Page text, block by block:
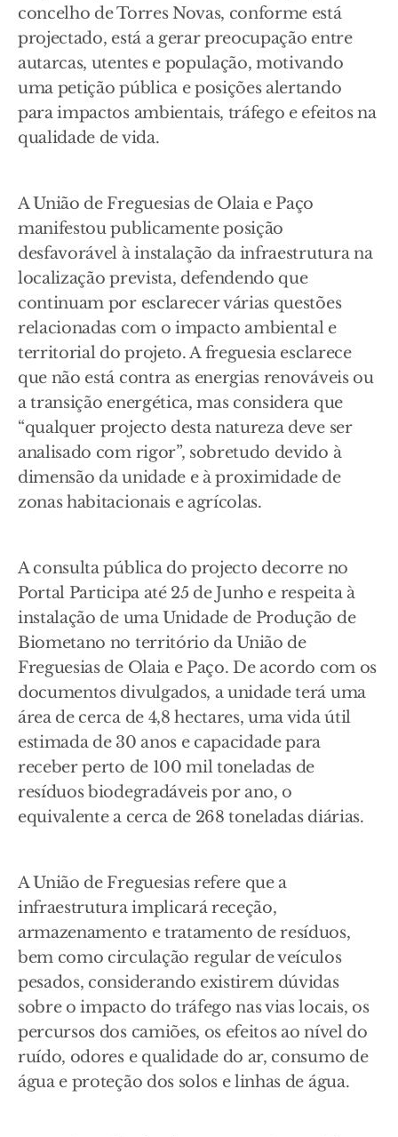
concelho de Torres Novas, conforme está
projectado, está a gerar preocupação entre
autarcas, utentes e população, motivando
uma petição pública e posições alertando
para impactos ambientais, tráfego e efeitos na
qualidade de vida.
A União de Freguesias de Olaia e Paço
manifestou publicamente posição
desfavorável à instalação da infraestrutura na
localização prevista, defendendo que
continuam por esclarecer várias questões
relacionadas com o impacto ambiental e
territorial do projeto. A freguesia esclarece
que não está contra as energias renováveis ou
a transição energética, mas considera que
“qualquer projecto desta natureza deve ser
analisado com rigor”, sobretudo devido à
dimensão da unidade e à proximidade de
zonas habitacionais e agrícolas.
A consulta pública do projecto decorre no
Portal Participa até 25 de Junho e respeita à
instalação de uma Unidade de Produção de
Biometano no território da União de
Freguesias de Olaia e Paço. De acordo com os
documentos divulgados, a unidade terá uma
área de cerca de 4,8 hectares, uma vida útil
estimada de 30 anos e capacidade para
receber perto de 100 mil toneladas de
resíduos biodegradáveis por ano, o
equivalente a cerca de 268 toneladas diárias.
A União de Freguesias refere que a
infraestrutura implicará receção,
armazenamento e tratamento de resíduos,
bem como circulação regular de veículos
pesados, considerando existirem dúvidas
sobre o impacto do tráfego nas vias locais, os
percursos dos camiões, os efeitos ao nível do
ruído, odores e qualidade do ar, consumo de
água e proteção dos solos e linhas de água.